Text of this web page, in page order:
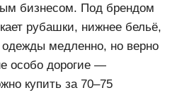
бизнесом. Под брендом
рубашки, нижнее бельё,
медленно, но верно
особо дорогие —
купить за 70–75